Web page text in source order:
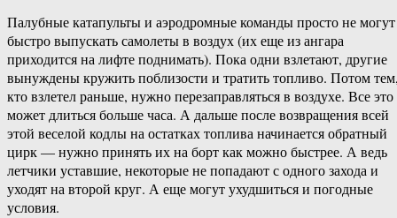
Палубные катапульты и аэродромные команды просто не могут
быстро выпускать самолеты в воздух (их еще из ангара
приходится на лифте поднимать). Пока одни взлетают, другие
вынуждены кружить поблизости и тратить топливо. Потом
кто взлетел раньше, нужно перезаправляться в воздухе. Все это
может длиться больше часа. А дальше после возвращения всей
этой веселой кодлы на остатках топлива начинается обратный
цирк — нужно принять их на борт как можно быстрее. А ведь
летчики уставшие, некоторые не попадают с одного захода и
уходят на второй круг. А еще могут ухудшиться и погодные
условия.